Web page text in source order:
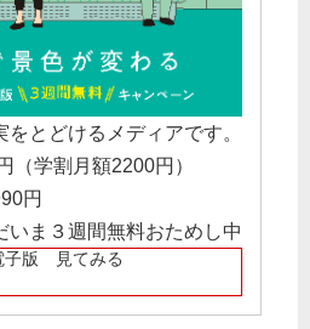
をとどけるメディアです。
（学割月額2200円）
円
いま３週間無料おためし中
子版 見てみる